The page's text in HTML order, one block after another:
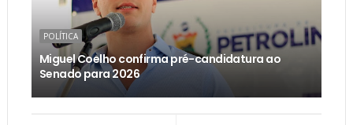
POLÍTICA
Miguel Coelho confirma pré-candidatura ao
Senado para 2026